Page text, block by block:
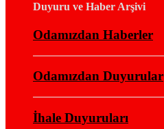
Duyuru ve Haber Arşivi
Odamızdan Haberler
Odamızdan Duyurular
İhale Duyuruları